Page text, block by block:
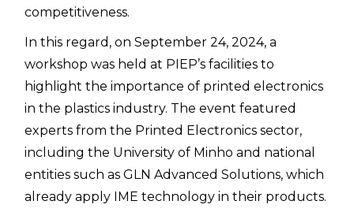
competitiveness.
In this regard, on September 24, 2024, a
workshop was held at PIEP’s facilities to
highlight the importance of printed electronics
in the plastics industry. The event featured
experts from the Printed Electronics sector,
including the University of Minho and national
entities such as GLN Advanced Solutions, which
already apply IME technology in their products.